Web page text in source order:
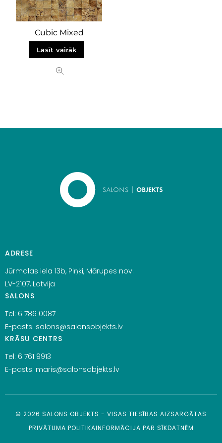
Cubic Mixed
Lasīt vairāk
ADRESE
Jūrmalas iela 13b, Piņķi, Mārupes nov.
LV-2107, Latvija
SALONS
Tel: 6 786 0087
E-pasts: salons@salonsobjekts.lv
KRĀSU CENTRS
Tel: 6 761 9913
E-pasts: maris@salonsobjekts.lv
© 2026 SALONS OBJEKTS - VISAS TIESĪBAS AIZSARGĀTAS
PRIVĀTUMA POLITIKAINFORMĀCIJA PAR SĪKDATNĒM